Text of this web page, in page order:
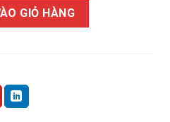
mạ kẽm ren suốt số lượng
GIỎ HÀNG